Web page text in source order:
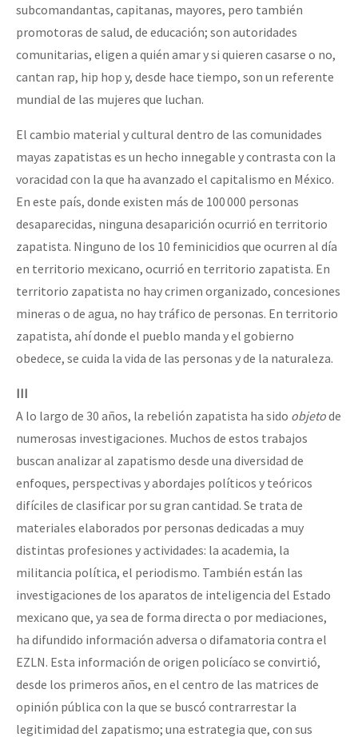
subcomandantas, capitanas, mayores, pero también
promotoras de salud, de educación; son autoridades
comunitarias, eligen a quién amar y si quieren casarse o no,
cantan rap, hip hop y, desde hace tiempo, son un referente
mundial de las mujeres que luchan.
El cambio material y cultural dentro de las comunidades
mayas zapatistas es un hecho innegable y contrasta con la
voracidad con la que ha avanzado el capitalismo en México.
En este país, donde existen más de 100 000 personas
desaparecidas, ninguna desaparición ocurrió en territorio
zapatista. Ninguno de los 10 feminicidios que ocurren al día
en territorio mexicano, ocurrió en territorio zapatista. En
territorio zapatista no hay crimen organizado, concesiones
mineras o de agua, no hay tráfico de personas. En territorio
zapatista, ahí donde el pueblo manda y el gobierno
obedece, se cuida la vida de las personas y de la naturaleza.
III
A lo largo de 30 años, la rebelión zapatista ha sido objetode
numerosas investigaciones. Muchos de estos trabajos
buscan analizar al zapatismo desde una diversidad de
enfoques, perspectivas y abordajes políticos y teóricos
difíciles de clasificar por su gran cantidad. Se trata de
materiales elaborados por personas dedicadas a muy
distintas profesiones y actividades: la academia, la
militancia política, el periodismo. También están las
investigaciones de los aparatos de inteligencia del Estado
mexicano que, ya sea de forma directa o por mediaciones,
ha difundido información adversa o difamatoria contra el
EZLN. Esta información de origen policíaco se convirtió,
desde los primeros años, en el centro de las matrices de
opinión pública con la que se buscó contrarrestar la
legitimidad del zapatismo; una estrategia que, con sus